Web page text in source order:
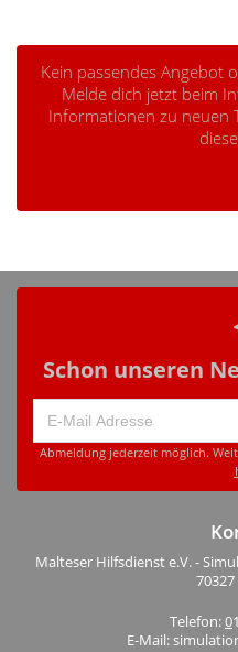
Kein passendes Angebot
Melde dich jetzt beim
Informationen zu neuen
Schon unseren
Abmeldung jederzeit möglich.
Malteser Hilfsdienst e.V. -
Telefon:0
E-Mail: